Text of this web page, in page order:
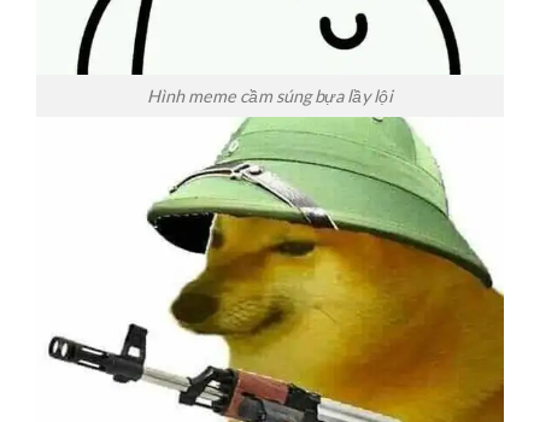
Hình meme cầm súng bựa lầy lội